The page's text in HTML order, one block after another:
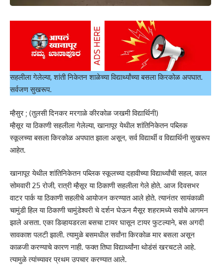
सहलीला गेलेल्या, शांती निकेतन शाळेच्या विद्यार्थ्यांच्या बसला किरकोळ अपघात.
सर्वजण सुखरूप.
म्हैसुर ; (तुलसी दिनकर मरगाळे कीरकोळ जखमी विद्यार्थिनी)
म्हैसूर या ठिकाणी सहलीला गेलेल्या, खानापूर येथील शांतिनिकेतन पब्लिक
स्कूलच्या बसला किरकोळ अपघात झाला असून, सर्व विद्यार्थी व विद्यार्थिनी सुखरूप
आहेत.
खानापूर येथील शांतिनिकेतन पब्लिक स्कूलच्या दहावीच्या विद्यार्थ्यांची सहल, काल
सोमवारी 25 रोजी, रात्री म्हैसूर या ठिकाणी सहलीला गेले होते. आज दिवसभर
वाटर पार्क या ठिकाणी सहलीचे आयोजन करण्यात आले होते. त्यानंतर सायंकाळी
चामुंडी हिल या ठिकाणी चामुंडेश्वरी चे दर्शन घेऊन मैसूर शहरामध्ये सर्वांचे आगमन
झाले असता. एका डिव्हायडरला बसचा टायर घासून टायर फुटल्याने, बस अगदी
सावकाश पलटी झाली. त्यामुळे बसमधील सर्वांना किरकोळ मार बसला असून
काळजी करण्याचे कारण नाही. फक्त तिघा विद्यार्थ्यांना थोडंसं खरचटले आहे.
त्यामुळे त्यांच्यावर प्रथम उपचार करण्यात आले.